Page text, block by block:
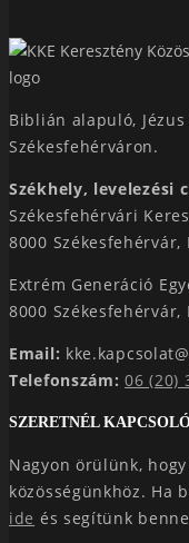
Biblián alapuló,
Székesfehérváron.
Székhely, levelezési
Székesfehérvári
8000 Székesfehérvár,
Extrém Generáció
8000 Székesfehérvár,
Email:
Telefonszám: 06 (20)
SZERETNÉL
Nagyon örülünk,
közösségünkhöz. Ha
ide és segítünk